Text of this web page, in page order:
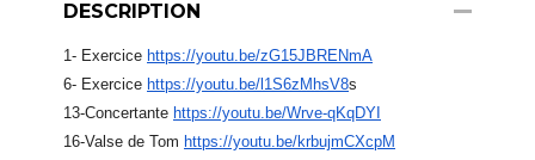
DESCRIPTION
1- Exercice https://youtu.be/zG15JBRENmA
6- Exercice https://youtu.be/l1S6zMhsV8s
13-Concertante https://youtu.be/Wrve-qKqDYI
16-Valse de Tom https://youtu.be/krbujmCXcpM